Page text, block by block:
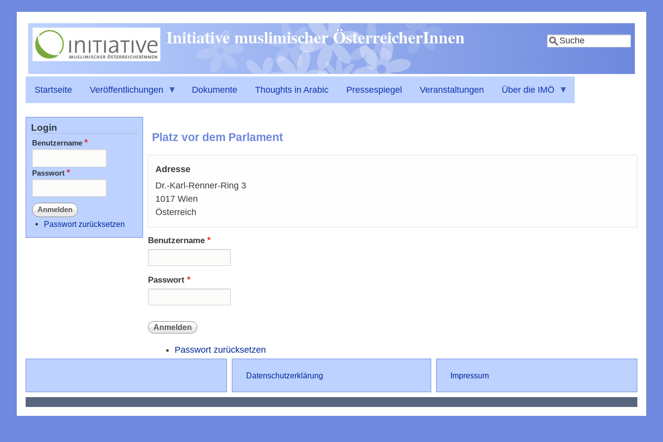
zum
Inhalt
Suche
Initiative muslimischer ÖsterreicherInnen
Startseite Veröffentlichungen Dokumente Thoughts in Arabic Pressespiegel Veranstaltungen Über die IMÖ
Platz vor dem Parlament
Adresse
Dr.-Karl-Renner-Ring 3
1017 Wien
Österreich
Benutzername
Passwort
Passwort zurücksetzen
Login
Benutzername
Passwort
Passwort zurücksetzen
Datenschutz
Datenschutzerklärung Impressum
Impressum